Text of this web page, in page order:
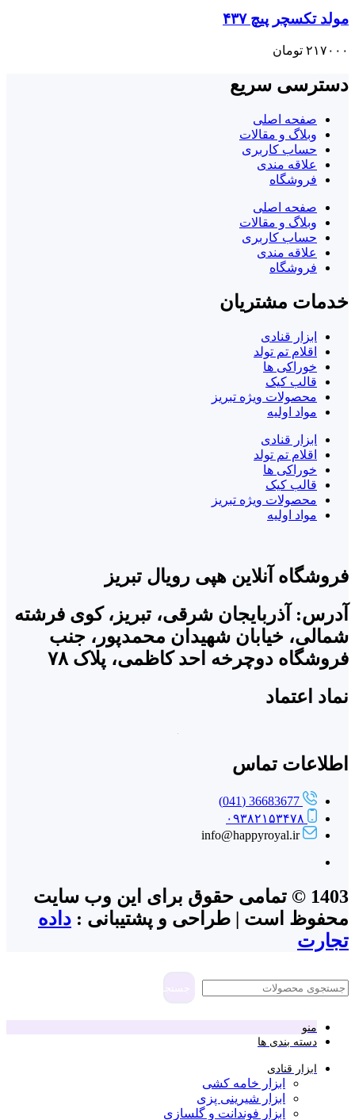
مولد تکسچر پیچ ۴۳۷
۲۱۷۰۰۰ تومان
دسترسی سریع
صفحه اصلی
وبلاگ و مقالات
حساب کاربری
علاقه مندی
فروشگاه
صفحه اصلی
وبلاگ و مقالات
حساب کاربری
علاقه مندی
فروشگاه
خدمات مشتریان
ابزار قنادی
اقلام تم تولد
خوراکی ها
قالب کیک
محصولات ویژه تبریز
مواد اولیه
ابزار قنادی
اقلام تم تولد
خوراکی ها
قالب کیک
محصولات ویژه تبریز
مواد اولیه
فروشگاه آنلاین هپی رویال تبریز
آدرس: آذربایجان شرقی، تبریز، کوی فرشته
شمالی، خیابان شهیدان محمدپور، جنب
فروشگاه دوچرخه احد کاظمی، پلاک ۷۸
نماد اعتماد
اطلاعات تماس
36683677 (041)
۰۹۳۸۲۱۵۳۴۷۸
info@happyroyal.ir
1403 © تمامی حقوق برای این وب سایت
محفوظ است | طراحی و پشتیبانی : داده
تجارت
منو
دسته بندی ها
ابزار قنادی
ابزار خامه کشی
ابزار شیرینی پزی
ابزار فوندانت و گلسازی